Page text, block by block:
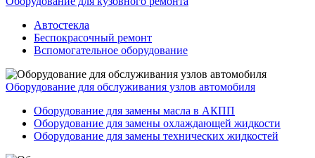
Автостекла
Беспокрасочный ремонт
Вспомогательное оборудование
Оборудование для обслуживания узлов автомобиля
Оборудование для замены масла в АКПП
Оборудование для замены охлаждающей жидкости
Оборудование для замены технических жидкостей